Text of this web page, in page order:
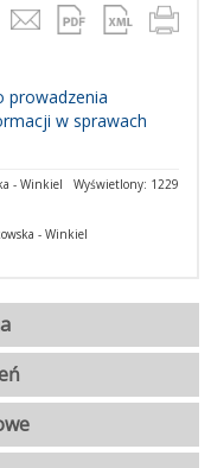
prowadzenia
w sprawach
Wyświetlony: 1229
- Winkiel
- Winkiel